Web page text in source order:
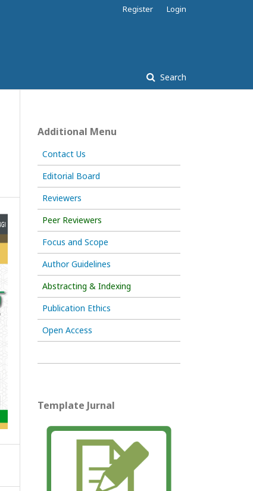
Search
Register Login
Additional Menu
Contact Us
Editorial Board
Reviewers
Peer Reviewers
Focus and Scope
Author Guidelines
Abstracting & Indexing
Publication Ethics
Open Access
Template Jurnal